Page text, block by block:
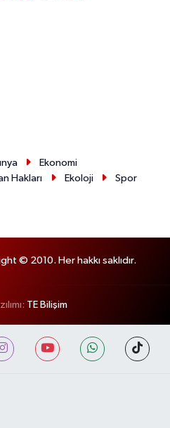
Ekonomi
Hakları Ekoloji
Spor
© 2010. Her hakkı saklıdır.
TE Bilişim